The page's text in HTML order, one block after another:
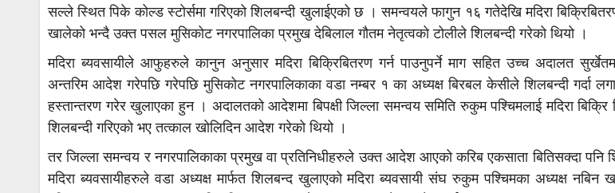
सल्ले स्थित पिके कोल्ड स्टोर्समा गरिएको शिलबन्दी खुलाईएको छ । समन्वयले फागुन १६ गतेदेखि मदिरा
खालेको भन्दै उक्त पसल मुसिकोट नगरपालिका प्रमुख देबिलाल गौतम नेतृत्वको टोलीले शिलबन्दी गरेको थियो ।
मदिरा ब्यवसायीले आफुहरुले कानुन अनुसार मदिरा बिक्रिबितरण गर्न पाउनुपर्ने माग सहित उच्च अदालत सुर्खेतमा
अन्तरिम आदेश गरेपछि गरेपछि मुसिकोट नगरपालिकाका वडा नम्बर १ का अध्यक्ष बिरबल केसीले शिलबन्दी गर्दा
हस्तान्तरण गरेर खुलाएका हुन । अदालतको आदेशमा बिपक्षी जिल्ला समन्वय समिति रुकुम पश्चिमलाई मदिरा
शिलबन्दी गरिएको भए तत्काल खोलिदिन आदेश गरेको थियो ।
तर जिल्ला समन्वय र नगरपालिकाका प्रमुख वा प्रतिनिधीहरुले उक्त आदेश आएको करिब एकसाता बितिसक्दा पनि
मदिरा ब्यवसायीहरुले वडा अध्यक्ष मार्फत शिलबन्द खुलाएको मदिरा ब्यवसायी संघ रुकुम पश्चिमका अध्यक्ष